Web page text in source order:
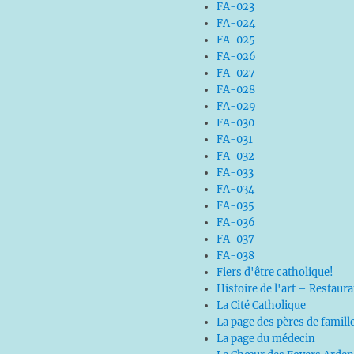
FA-023
FA-024
FA-025
FA-026
FA-027
FA-028
FA-029
FA-030
FA-031
FA-032
FA-033
FA-034
FA-035
FA-036
FA-037
FA-038
Fiers d'être catholique!
Histoire de l'art –
La Cité Catholique
La page des pères de
La page du médecin